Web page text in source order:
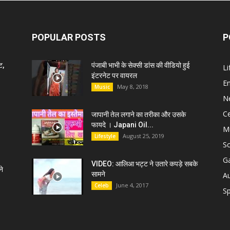
POPULAR POSTS
पंजाबी भाभी के सेक्सी डांस की वीडियो हुई
इंटरनेट पर वायरल
Music May 8, 2018
जापानी तेल लगाने का तरीका और उसके
फायदे । Japani Oil...
Lifestyle August 25, 2019
VIDEO: आलिआ भट्ट ने उतारे कपड़े सबके
सामने
Celeb June 4, 2017